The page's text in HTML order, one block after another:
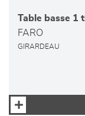
Table basse 1
FARO
GIRARDEAU